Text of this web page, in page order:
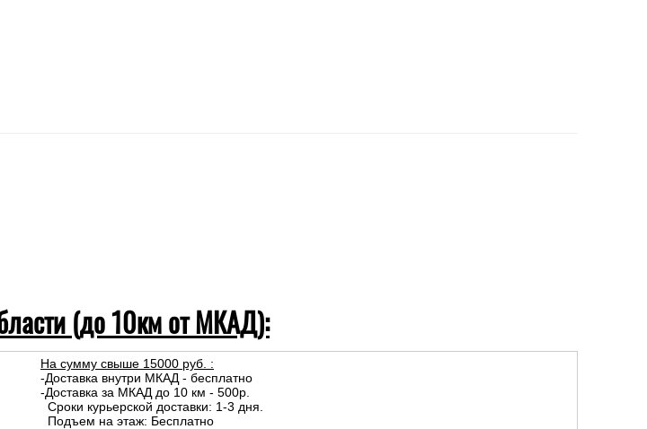
(до 10км от МКАД):
На сумму свыше 15000 руб. :
-Доставка внутри МКАД - бесплатно
-Доставка за МКАД до 10 км - 500р.
Сроки курьерской доставки: 1-3 дня.
Подъем на этаж: Бесплатно